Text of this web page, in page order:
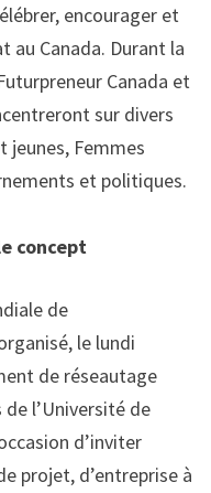
encourager et
au Canada. Durant la
Canada et
sur divers
Femmes
et politiques.
concept
de
le lundi
de réseautage
l’Université de
d’inviter
projet, d’entreprise à